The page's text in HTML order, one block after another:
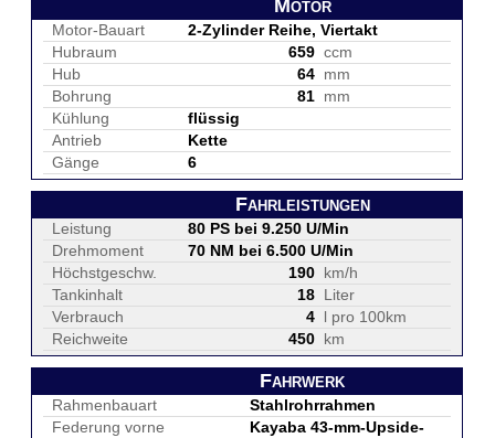
Motor
Motor-Bauart
2-Zylinder Reihe, Viertakt
Hubraum
659 ccm
Hub
64 mm
Bohrung
81 mm
Kühlung
flüssig
Antrieb
Kette
Gänge
6
Fahrleistungen
Leistung
80 PS bei 9.250 U/Min
Drehmoment
70 NM bei 6.500 U/Min
Höchstgeschw.
190 km/h
Tankinhalt
18 Liter
Verbrauch
4 l pro 100km
Reichweite
450 km
Fahrwerk
Rahmenbauart
Stahlrohrrahmen
Federung vorne
Kayaba 43-mm-Upside-